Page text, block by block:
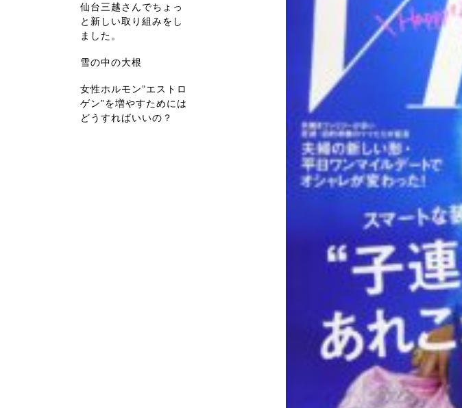
仙台三越さんでちょっ
と新しい取り組みをし
ました。
雪の中の大根
女性ホルモン”エストロ
ゲン”を増やすためには
どうすればいいの？